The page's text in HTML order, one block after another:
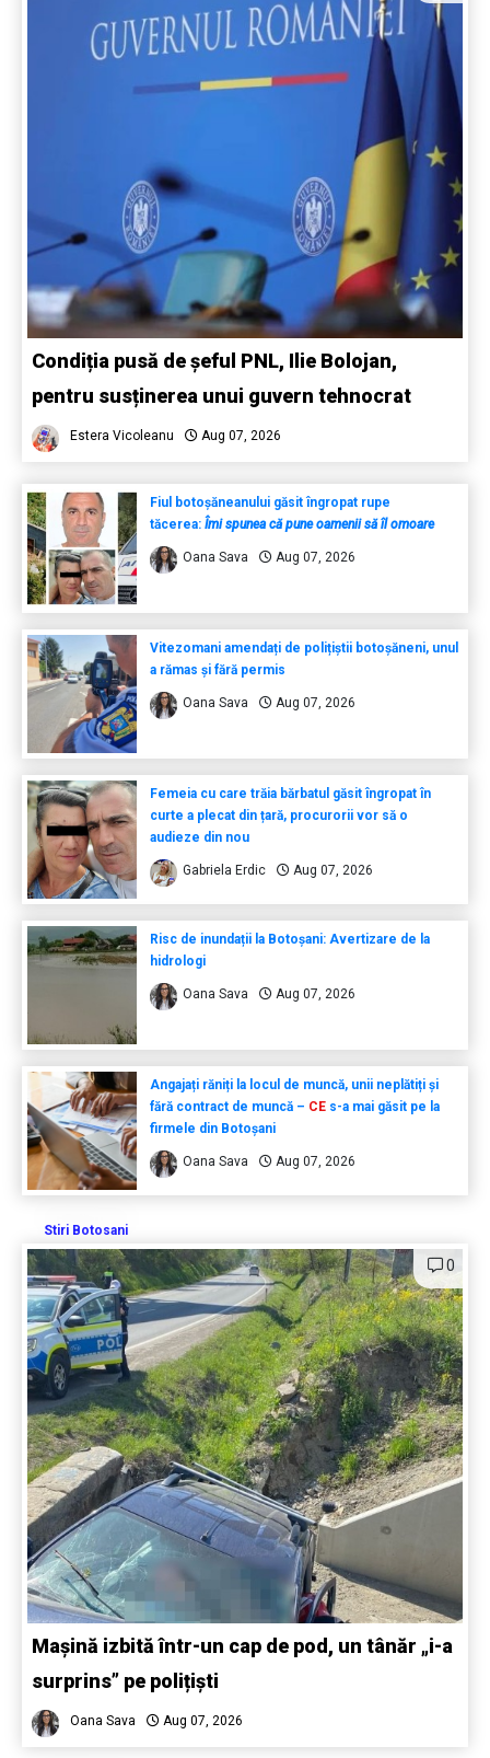
Condiția pusă de șeful PNL, Ilie Bolojan,
pentru susținerea unui guvern tehnocrat
Estera Vicoleanu Aug 07, 2026
Fiul botoșăneanului găsit îngropat rupe
tăcerea: Îmi spunea că pune oamenii să îl omoare
Oana Sava Aug 07, 2026
Vitezomani amendați de polițiștii botoșăneni, unul
a rămas și fără permis
Oana Sava Aug 07, 2026
Femeia cu care trăia bărbatul găsit îngropat în
curte a plecat din țară, procurorii vor să o
audieze din nou
Gabriela Erdic Aug 07, 2026
Risc de inundații la Botoșani: Avertizare de la
hidrologi
Oana Sava Aug 07, 2026
Angajați răniți la locul de muncă, unii neplătiți și
fără contract de muncă – CEs-a mai găsit pe la
firmele din Botoșani
Oana Sava Aug 07, 2026
Stiri Botosani
0
Mașină izbită într-un cap de pod, un tânăr „i-a
surprins” pe polițiști
Oana Sava Aug 07, 2026